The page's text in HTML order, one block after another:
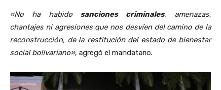
«No ha habido sanciones criminales, amenazas,
chantajes ni agresiones que nos desvíen del camino de la
reconstrucción, de la restitución del estado de bienestar
social bolivariano», agregó el mandatario.